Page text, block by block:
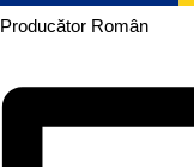
Producător Român